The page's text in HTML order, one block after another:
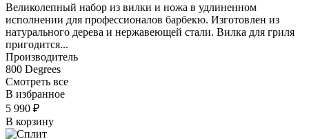
Великолепный набор из вилки и ножа в удлиненном
исполнении для профессионалов барбекю. Изготовлен из
натурального дерева и нержавеющей стали. Вилка для гриля
пригодится...
Производитель
800 Degrees
Смотреть все
В избранное
5 990 ₽
В корзину